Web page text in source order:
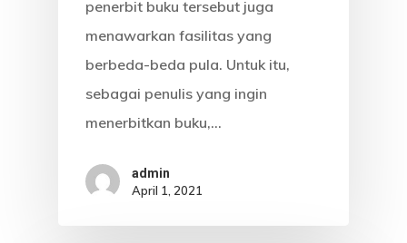
penerbit buku tersebut juga
menawarkan fasilitas yang
berbeda-beda pula. Untuk itu,
sebagai penulis yang ingin
menerbitkan buku,…
admin
April 1, 2021